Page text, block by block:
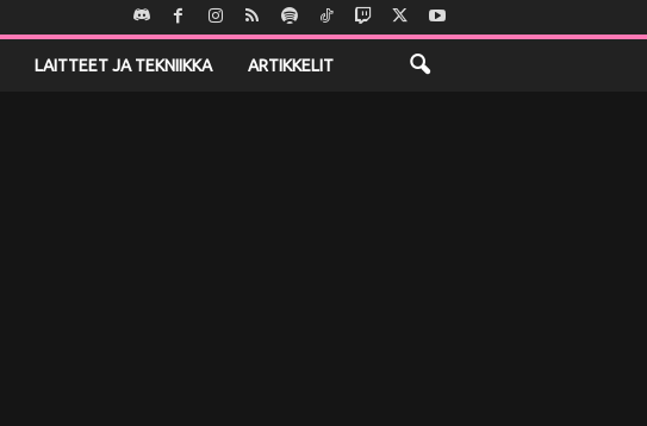
LAITTEET JA TEKNIIKKA ARTIKKELIT